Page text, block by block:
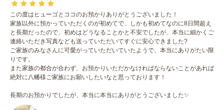
この度はヒューゴとココのお預かりありがとうございました！
家族以外に預かっていただくのが初めてで、しかも初めてなのに8日間超え
と長期だったので、初めはどうなることかと不安でしたが、本当に細かくご
連絡いただき写真なども送っていただいてすぐに安心できました?
ご家族のみなさんに可愛がっていただいていたようで、本当にありがたい限
りです。
また家族の都合が合わず、お預かりいただかなければならないことがあれば
絶対に八幡様ご家族にお願いしたいなと思っております！
長期のお預かりでしたが、本当に本当にありがとうございました✨